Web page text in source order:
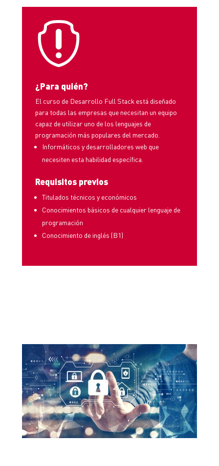

¿Para quién?
El curso de Desarrollo Full Stack está diseñado
para todas las empresas que necesitan un equipo
capaz de utilizar uno de los lenguajes de
programación más populares del mercado.
Informáticos y desarrolladores web que
necesiten esta habilidad específica.
Requisitos previos
Titulados técnicos y económicos
Conocimientos básicos de cualquier lenguaje de
programación
Conocimiento de inglés (B1)